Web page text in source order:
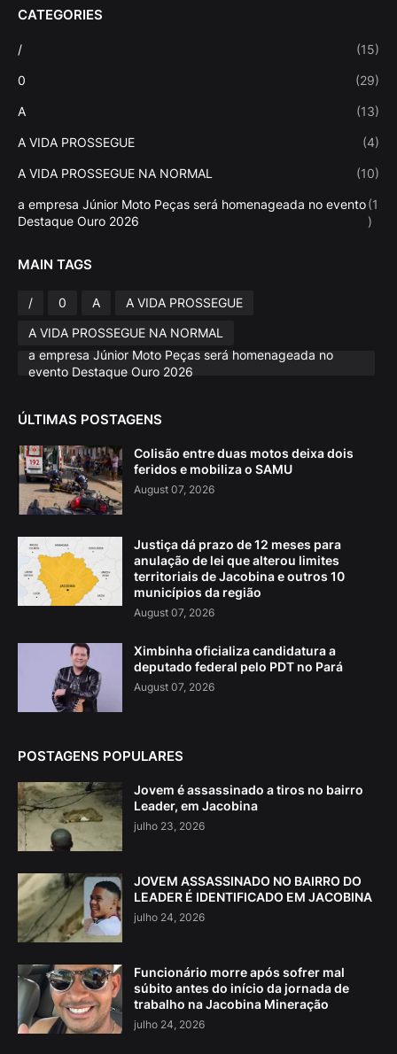
CATEGORIES
/ (15)
0 (29)
A (13)
A VIDA PROSSEGUE (4)
A VIDA PROSSEGUE NA NORMAL (10)
a empresa Júnior Moto Peças será homenageada no evento
Destaque Ouro 2026
(1
)
MAIN TAGS
/ 0 A
A VIDA PROSSEGUE
A VIDA PROSSEGUE NA NORMAL
a empresa Júnior Moto Peças será homenageada no
evento Destaque Ouro 2026
ÚLTIMAS POSTAGENS
Colisão entre duas motos deixa dois
feridos e mobiliza o SAMU
August 07, 2026
Justiça dá prazo de 12 meses para
anulação de lei que alterou limites
territoriais de Jacobina e outros 10
municípios da região
August 07, 2026
Ximbinha oficializa candidatura a
deputado federal pelo PDT no Pará
August 07, 2026
POSTAGENS POPULARES
Jovem é assassinado a tiros no bairro
Leader, em Jacobina
julho 23, 2026
JOVEM ASSASSINADO NO BAIRRO DO
LEADER É IDENTIFICADO EM JACOBINA
julho 24, 2026
Funcionário morre após sofrer mal
súbito antes do início da jornada de
trabalho na Jacobina Mineração
julho 24, 2026